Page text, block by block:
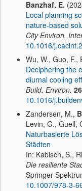
Banzhaf, E.
Local planning
nature-based
City Environ.
10.1016/
Wu, W., Guo, F.,
Deciphering the
diurnal cooling
Build. Environ.
10.1016/
Zandersen, M.,
Levin, G., Guell,
Naturbasierte
Städten
In: Kabisch, S.,
Die resiliente
Springer
10.1007/978-3-